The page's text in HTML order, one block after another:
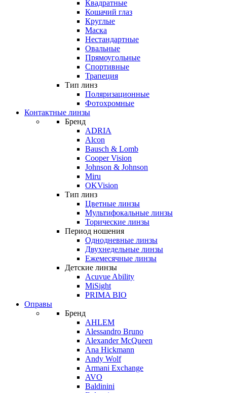
Квадратные
Кошачий глаз
Круглые
Маска
Нестандартные
Овальные
Прямоугольные
Спортивные
Трапеция
Тип линз
Поляризационные
Фотохромные
Контактные линзы
Бренд
ADRIA
Alcon
Bausch & Lomb
Cooper Vision
Johnson & Johnson
Miru
OKVision
Тип линз
Цветные линзы
Мультифокальные линзы
Торические линзы
Период ношения
Однодневные линзы
Двухнедельные линзы
Ежемесячные линзы
Детские линзы
Acuvue Ability
MiSight
PRIMA BIO
Оправы
Бренд
AHLEM
Alessandro Bruno
Alexander McQueen
Ana Hickmann
Andy Wolf
Armani Exchange
AVO
Baldinini